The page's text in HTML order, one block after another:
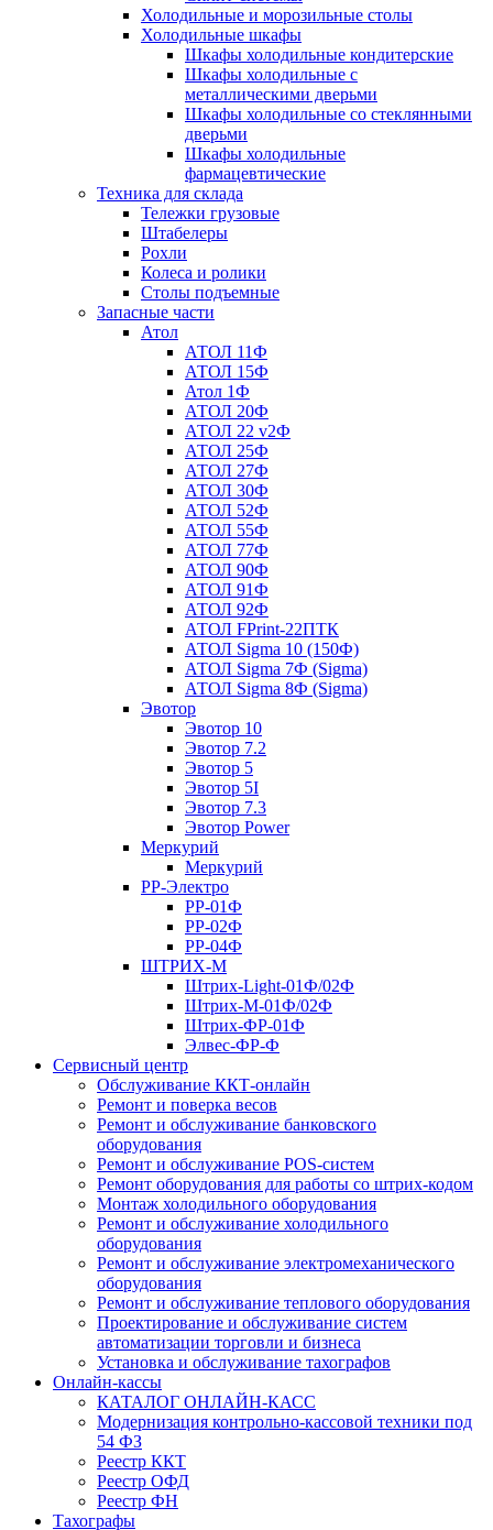
Холодильные и морозильные столы
Холодильные шкафы
Шкафы холодильные кондитерские
Шкафы холодильные с
металлическими дверьми
Шкафы холодильные со стеклянными
дверьми
Шкафы холодильные
фармацевтические
Техника для склада
Тележки грузовые
Штабелеры
Рохли
Колеса и ролики
Столы подъемные
Запасные части
Атол
АТОЛ 11Ф
АТОЛ 15Ф
Атол 1Ф
АТОЛ 20Ф
АТОЛ 22 v2Ф
АТОЛ 25Ф
АТОЛ 27Ф
АТОЛ 30Ф
АТОЛ 52Ф
АТОЛ 55Ф
АТОЛ 77Ф
АТОЛ 90Ф
АТОЛ 91Ф
АТОЛ 92Ф
АТОЛ FPrint-22ПТК
АТОЛ Sigma 10 (150Ф)
АТОЛ Sigma 7Ф (Sigma)
АТОЛ Sigma 8Ф (Sigma)
Эвотор
Эвотор 10
Эвотор 7.2
Эвотор 5
Эвотор 5I
Эвотор 7.3
Эвотор Power
Меркурий
Меркурий
РР-Электро
РР-01Ф
РР-02Ф
РР-04Ф
ШТРИХ-М
Штрих-Light-01Ф/02Ф
Штрих-М-01Ф/02Ф
Штрих-ФР-01Ф
Элвес-ФР-Ф
Сервисный центр
Обслуживание ККТ-онлайн
Ремонт и поверка весов
Ремонт и обслуживание банковского
оборудования
Ремонт и обслуживание POS-систем
Ремонт оборудования для работы со штрих-кодом
Монтаж холодильного оборудования
Ремонт и обслуживание холодильного
оборудования
Ремонт и обслуживание электромеханического
оборудования
Ремонт и обслуживание теплового оборудования
Проектирование и обслуживание систем
автоматизации торговли и бизнеса
Установка и обслуживание тахографов
Онлайн-кассы
КАТАЛОГ ОНЛАЙН-КАСС
Модернизация контрольно-кассовой техники под
54 ФЗ
Реестр ККТ
Реестр ОФД
Реестр ФН
Тахографы